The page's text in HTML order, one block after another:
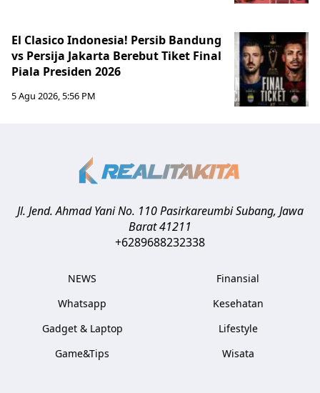
El Clasico Indonesia! Persib Bandung
vs Persija Jakarta Berebut Tiket Final
Piala Presiden 2026
5 Agu 2026, 5:56 PM
Jl. Jend. Ahmad Yani No. 110 Pasirkareumbi Subang, Jawa
Barat41211
+6289688232338
NEWS
Whatsapp
Gadget & Laptop
Game&Tips
Finansial
Kesehatan
Lifestyle
Wisata